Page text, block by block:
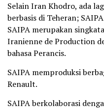
Selain Iran Khodro, ada
berbasis di Teheran;
SAIPA merupakan
Iranienne de Production
bahasa Perancis.
SAIPA memproduksi
Renault.
SAIPA berkolaborasi